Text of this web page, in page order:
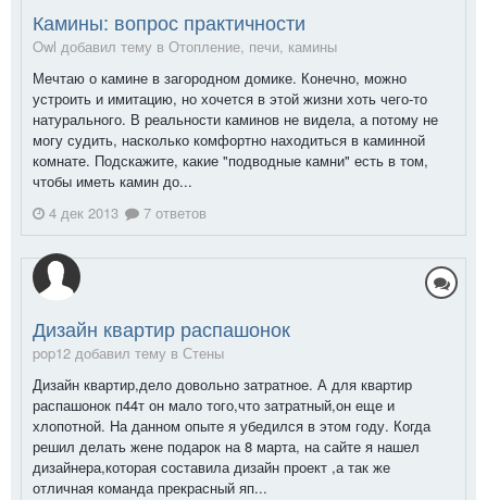
Камины: вопрос практичности
Owl добавил тему в Отопление, печи, камины
Мечтаю о камине в загородном домике. Конечно, можно
устроить и имитацию, но хочется в этой жизни хоть чего-то
натурального. В реальности каминов не видела, а потому не
могу судить, насколько комфортно находиться в каминной
комнате. Подскажите, какие "подводные камни" есть в том,
чтобы иметь камин до...
4 дек 2013
7 ответов
Дизайн квартир распашонок
pop12 добавил тему в Стены
Дизайн квартир,дело довольно затратное. А для квартир
распашонок п44т он мало того,что затратный,он еще и
хлопотной. На данном опыте я убедился в этом году. Когда
решил делать жене подарок на 8 марта, на сайте я нашел
дизайнера,которая составила дизайн проект ,а так же
отличная команда прекрасный яп...